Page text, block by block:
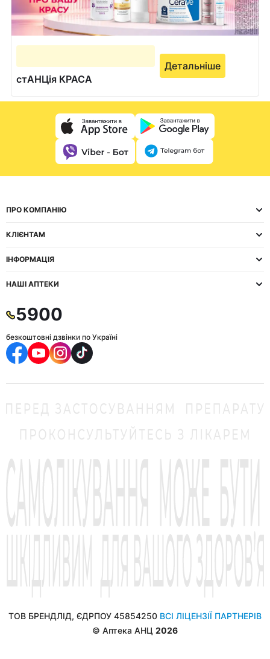
стАНЦія КРАСА
Детальніше
ПРО КОМПАНІЮ
КЛІЄНТАМ
ІНФОРМАЦІЯ
НАШІ АПТЕКИ
5900
безкоштовні дзвінки по Україні
ТОВ БРЕНДЛІД, ЄДРПОУ 45854250 ВСІ ЛІЦЕНЗІЇ ПАРТНЕРІВ
© Аптека АНЦ 2026